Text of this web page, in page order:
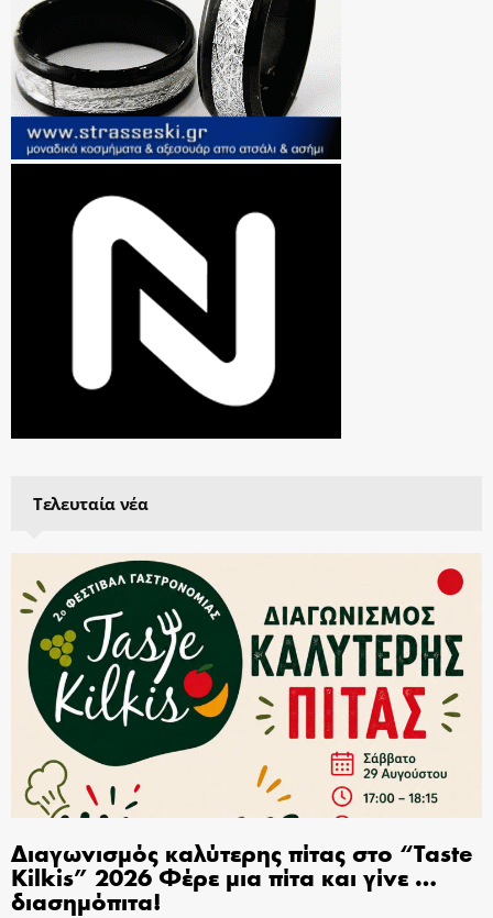
Τελευταία νέα
Διαγωνισμός καλύτερης πίτας στο “Taste
Kilkis” 2026 Φέρε μια πίτα και γίνε …
διασημόπιτα!